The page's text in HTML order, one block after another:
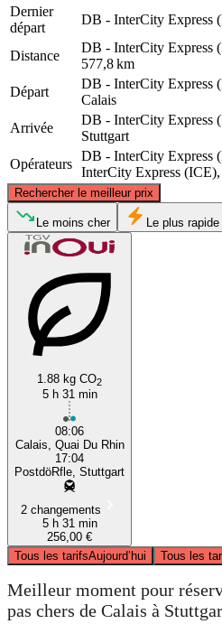
Dernier
départ
DB - InterCity Express
Distance
DB - InterCity Express
577,8 km
Départ
DB - InterCity Express
Calais
Arrivée
DB - InterCity Express
Stuttgart
Opérateurs
DB - InterCity Express
InterCity Express
Rechercher le meilleur prix
Calais
©
Le moins cher Le plus rapide
1.88 kg CO2
5 h 31 min
08:06
Calais, Quai Du Rhin
17:04
PostdöRfle, Stuttgart
2 changements
5 h 31 min
256,00 €
Tous les tarifsAujourd’hui Tous les
Meilleur moment pour
pas chers de Calais à